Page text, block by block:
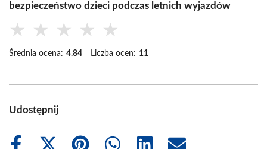
bezpieczeństwo dzieci podczas letnich wyjazdów
★ ★ ★ ★ ★
Średnia ocena: 4.84 Liczba ocen: 11
Udostępnij